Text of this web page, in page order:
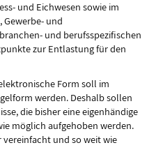
und Eichwesen sowie im
Gewerbe- und
und berufsspezifischen
zur Entlastung für den
Form soll im
werden. Deshalb sollen
die bisher eine eigenhändige
möglich aufgehoben werden.
und so weit wie